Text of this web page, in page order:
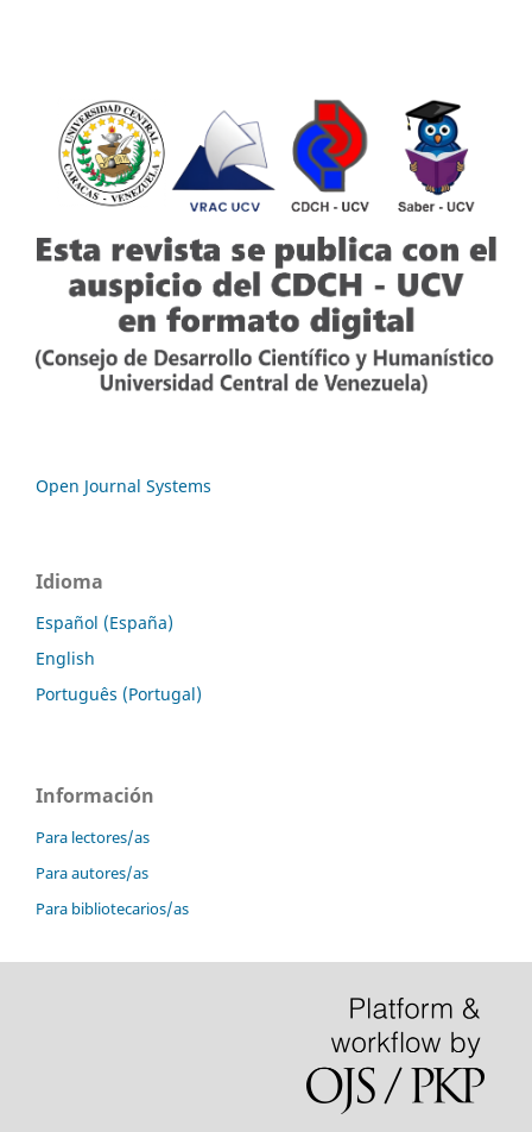
Open Journal Systems
Idioma
Español (España)
English
Português (Portugal)
Información
Para lectores/as
Para autores/as
Para bibliotecarios/as